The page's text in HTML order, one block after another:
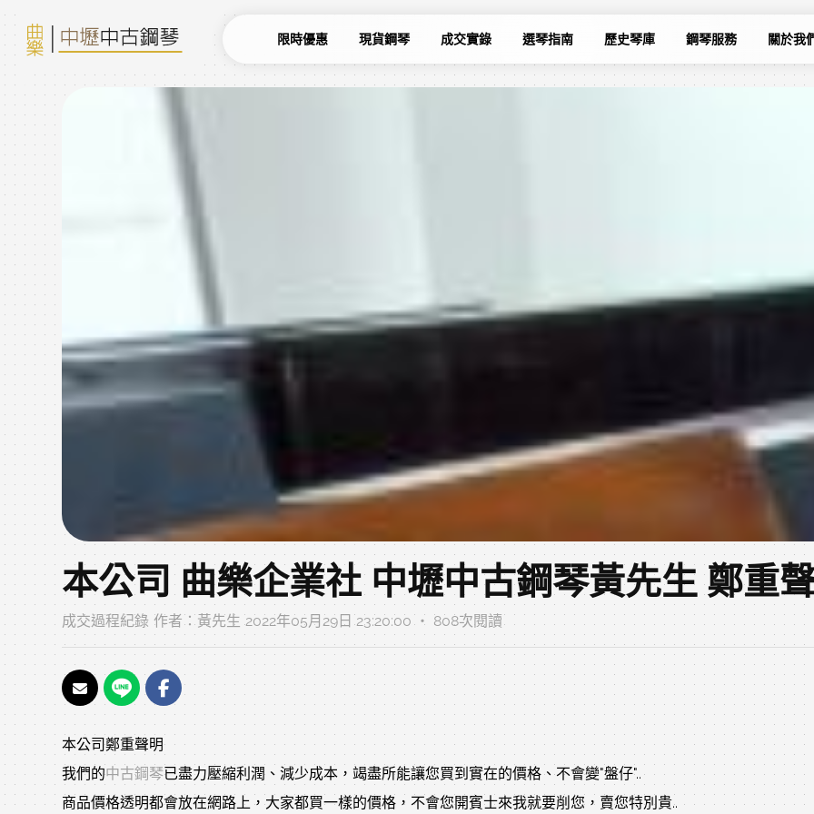
限時優惠 現貨鋼琴 成交實錄 選琴指南 歷史琴庫 鋼琴服務 關於我
本公司 曲樂企業社 中壢中古鋼琴黃先生 鄭重
成交過程紀錄 作者：黃先生 2022年05月29日 23:20:00 ‧ 808次閱讀
本公司鄭重聲明
我們的中古鋼琴已盡力壓縮利潤、減少成本，竭盡所能讓您買到實在的價格、不會變"盤仔"..
商品價格透明都會放在網路上，大家都買一樣的價格，不會您開賓士來我就要削您，賣您特別貴..